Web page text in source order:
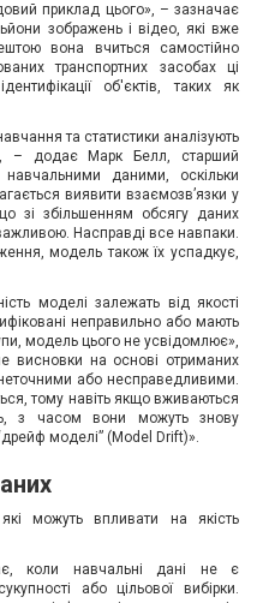
приклад цього», – зазначає
зображень і відео, які вже
вона вчиться самостійно
транспортних засобах ці
об'єктів, таких як
та статистики аналізують
– додає Марк Белл, старший
даними, оскільки
виявити взаємозв’язки у
зі збільшенням обсягу даних
Насправді все навпаки.
модель також їх успадкує,
моделі залежать від якості
неправильно або мають
модель цього не усвідомлює»,
висновки на основі отриманих
або несправедливими.
тому навіть якщо вживаються
з часом вони можуть знову
моделі” (Model Drift)».
які можуть впливати на якість
коли навчальні дані не є
або цільової вибірки.